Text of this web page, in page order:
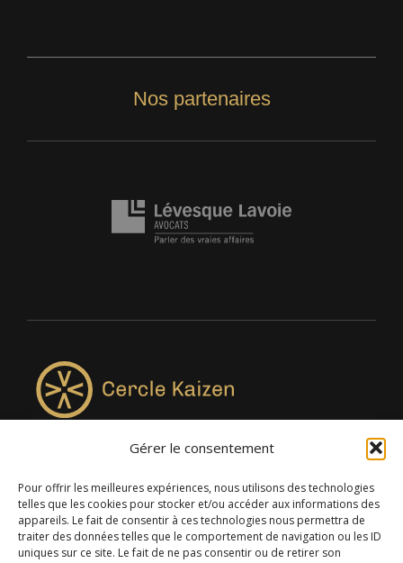
Gérer le consentement
Pour offrir les meilleures expériences, nous utilisons des technologies
telles que les cookies pour stocker et/ou accéder aux informations des
appareils. Le fait de consentir à ces technologies nous permettra de
traiter des données telles que le comportement de navigation ou les ID
uniques sur ce site. Le fait de ne pas consentir ou de retirer son
Nos partenaires
4957, rue Lionel-Groulx, bureau 819, Saint-Augustin-de-
Desmaures QC G3A 0M7